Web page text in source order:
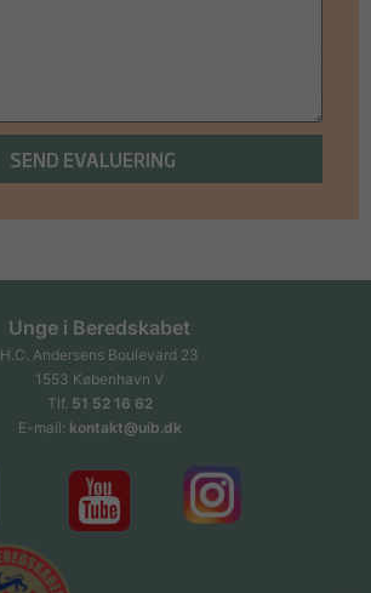
SEND EVALUERING
Unge i Beredskabet
H.C. Andersens Boulevard 23
1553 København V
Tlf. 51 52 16 62
E-mail: kontakt@uib.dk